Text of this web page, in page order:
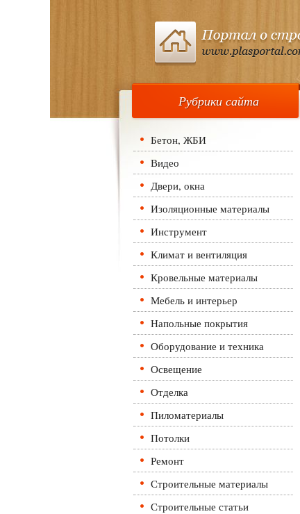
Рубрики сайта
Бетон, ЖБИ
Видео
Двери, окна
Изоляционные материалы
Инструмент
Климат и вентиляция
Кровельные материалы
Мебель и интерьер
Напольные покрытия
Оборудование и техника
Освещение
Отделка
Пиломатериалы
Потолки
Ремонт
Строительные материалы
Строительные статьи